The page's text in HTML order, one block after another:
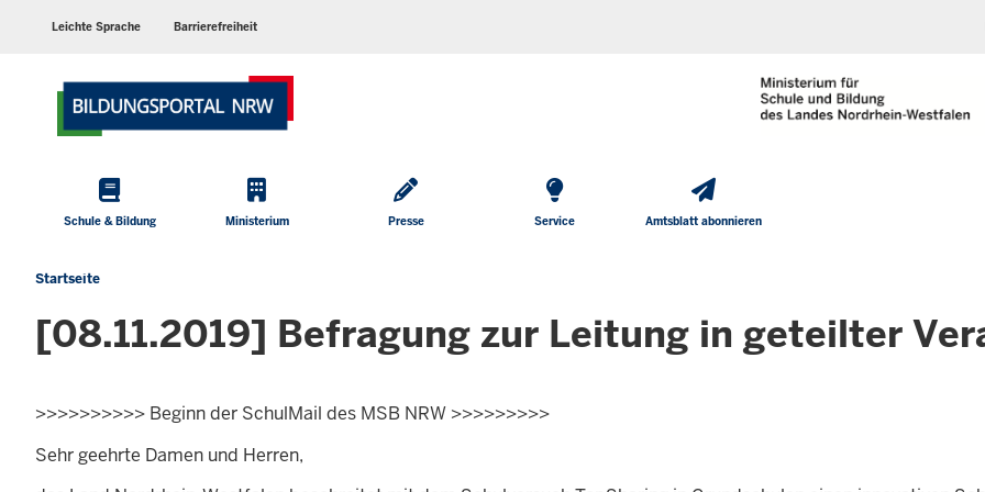
Sprachen
Leichte Sprache Barrierefreiheit
Hauptmenü
Schule & Bildung Ministerium Presse Service Amtsblatt abonnieren
Sie
sich
Startseite
[08.11.2019] Befragung zur Leitung in geteilter
>>>>>>>>>> Beginn der SchulMail des MSB NRW >>>>>>>>>
Sehr geehrte Damen und Herren,